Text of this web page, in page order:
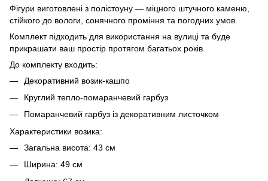
Фігури виготовлені з полістоуну — міцного штучного каменю,
стійкого до вологи, сонячного проміння та погодних умов.
Комплект підходить для використання на вулиці та буде
прикрашати ваш простір протягом багатьох років.
До комплекту входить:
Декоративний возик-кашпо
Круглий тепло-помаранчевий гарбуз
Помаранчевий гарбуз із декоративним листочком
Характеристики возика:
Загальна висота: 43 см
Ширина: 49 см